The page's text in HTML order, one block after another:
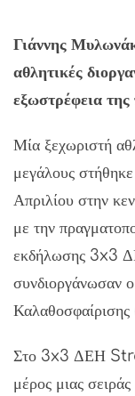
Γιάννης
αθλητικές
εξωστρέφεια
Μία ξεχωριστή
μεγάλους
Απριλίου στην
με την
εκδήλωσης 3x3
συνδιοργάνωσαν
Στο 3x3 ΔΕΗ
μέρος μιας